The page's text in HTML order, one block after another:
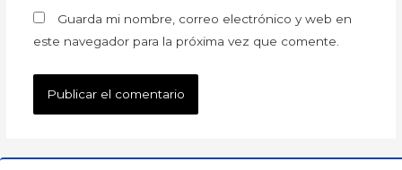
Guarda mi nombre, correo electrónico y web en
este navegador para la próxima vez que comente.